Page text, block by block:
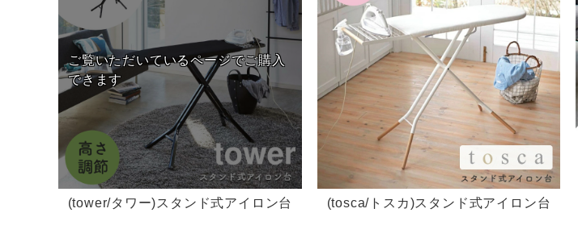
(tower/タワー)スタンド式アイロン台 (tosca/トスカ)スタンド式アイロン台